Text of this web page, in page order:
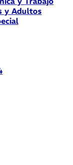
y Adultos